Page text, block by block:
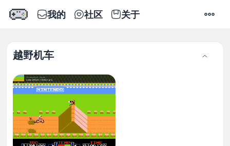
我的 社区 关于 设置
越野机车